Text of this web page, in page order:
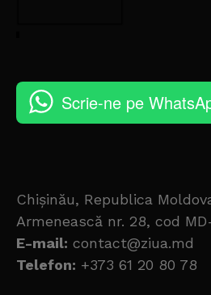
Scrie-ne pe
Chișinău, Republica
Armenească nr. 28, cod
E-mail: contact@ziua.md
Telefon: +373 61 20 80 78